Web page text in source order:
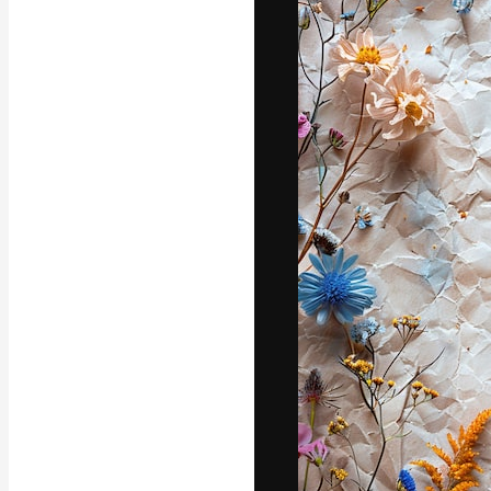
La piattaforma
migliori lavori.
creativi,
Italiano
Copyright ©